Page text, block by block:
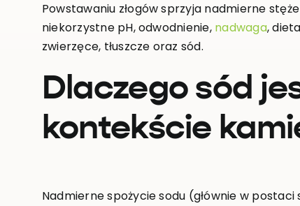
Powstawaniu złogów sprzyja nadmierne
niekorzystne pH, odwodnienie, nadwaga,
zwierzęce, tłuszcze oraz sód.
Dlaczego sód
kontekście
Nadmierne spożycie sodu (głównie w